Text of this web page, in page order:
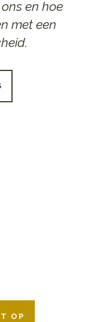
en hoe
met een
OP